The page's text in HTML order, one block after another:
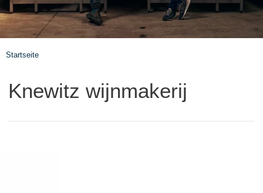
Startseite
Knewitz wijnmakerij